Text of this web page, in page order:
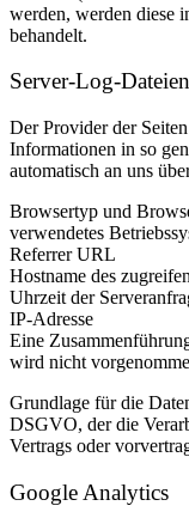
werden, werden diese
behandelt.
Server-Log-Dateien
Der Provider der
Informationen in so
automatisch an uns
Browsertyp und
verwendetes
Referrer URL
Hostname des
Uhrzeit der
IP-Adresse
Eine
wird nicht
Grundlage für die
DSGVO, der die
Vertrags oder
Google Analytics